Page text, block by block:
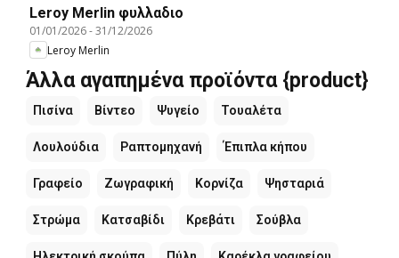
Leroy Merlin φυλλαδιο
01/01/2026-31/12/2026
Leroy Merlin
Άλλα αγαπημένα προϊόντα {product}
Πισίνα Βίντεο Ψυγείο Τουαλέτα
Λουλούδια Ραπτομηχανή Έπιπλα κήπου
Γραφείο Ζωγραφική Κορνίζα Ψησταριά
Στρώμα Κατσαβίδι Κρεβάτι Σούβλα